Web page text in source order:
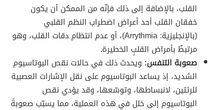
القلب، بالإضافة إلى ذلك فإنّه من الممكن أن يكون
خفقان القلب أحد أعراض اضطراب النظم القلبي
(بالإنجليزية: Arrythmia)، أو عدم انتظام دقات القلب، وهو
مرتبطٌ بأمراض القلبٍ الخطيرة.
صعوبة التنفس: ويحدث ذلك في حالات نقص البوتاسيوم
الشديد، إذ يساعد البوتاسيوم على نقل الإشارات العصبية
للرئتين، لانبساطها، وتوسّعها، وقد يؤدي نقص
البوتاسيوم إلى خلل في هذه العملية، مما يسبّب صعوبةً